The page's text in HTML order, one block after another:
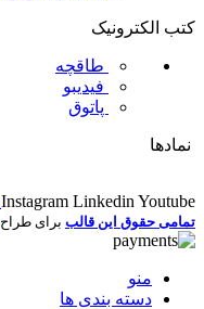
کتب الکترونیک
طاقچه
فیدیبو
پاتوق
نمادها
Instagram Linkedin Youtube
تمامی حقوق این قالب برای طراح
منو
دسته بندی ها